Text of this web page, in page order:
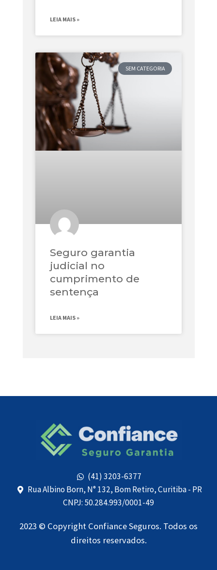
LEIA MAIS »
SEM CATEGORIA
Seguro garantia
judicial no
cumprimento de
sentença
LEIA MAIS »
(41) 3203-6377
Rua Albino Born, N° 132, Bom Retiro, Curitiba - PR
CNPJ: 50.284.993/0001-49
2023 © Copyright Confiance Seguros. Todos os
direitos reservados.